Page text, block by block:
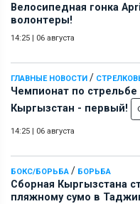
Велосипедная гонка
волонтеры!
14:25 | 06 августа
ГЛАВНЫЕ НОВОСТИ /
Чемпионат по
Кыргызстан - первый!
14:25 | 06 августа
БОКС/БОРЬБА / БОРЬБА
Сборная Кыргызстана
пляжному сумо в